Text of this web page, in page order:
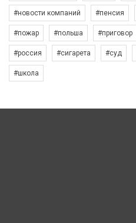
#новости компаний #пенсия
#пожар #польша #приговор
#россия #сигарета #суд
#школа